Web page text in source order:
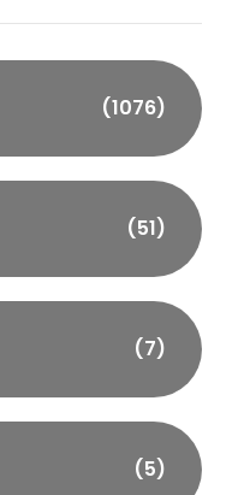
(1076)
(51)
(7)
(5)